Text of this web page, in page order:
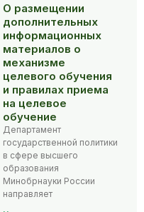
О размещении
дополнительных
информационных
материалов о
механизме
целевого обучения
и правилах приема
на целевое
обучение
Департамент
государственной политики
в сфере высшего
образования
Минобрнауки России
направляет